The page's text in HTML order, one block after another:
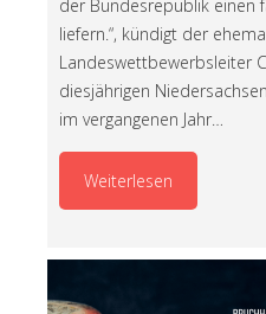
der Bundesrepublik einen
liefern.“, kündigt der
Landeswettbewerbsleiter
diesjährigen
im vergangenen Jahr…
Weiterlesen